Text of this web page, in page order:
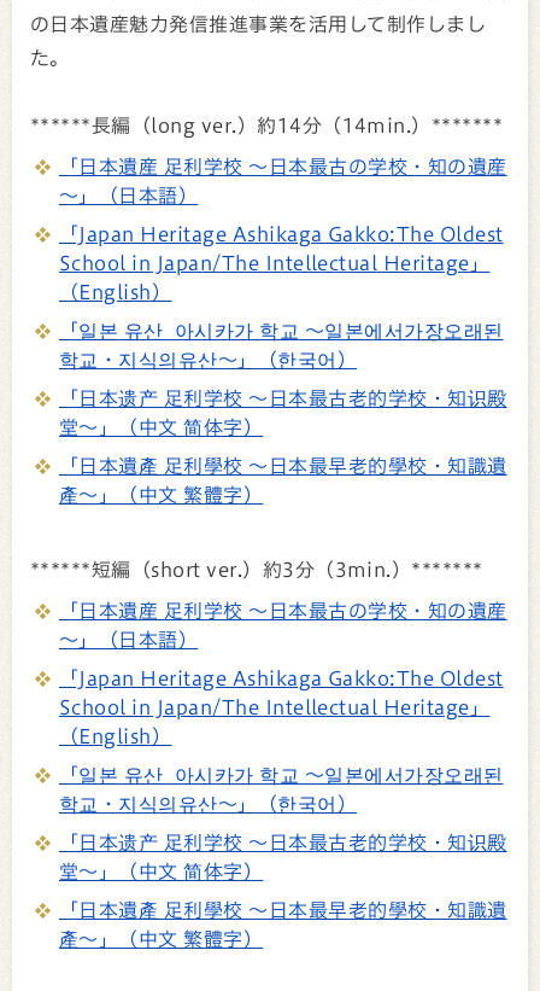
の日本遺産魅力発信推進事業を活用して制作しまし
た。
******長編（long ver.）約14分（14min.）*******
「日本遺産 足利学校 ～日本最古の学校・知の遺産
～」（日本語）
「Japan Heritage Ashikaga Gakko:The Oldest
School in Japan/The Intellectual Heritage」
（English）
「일본 유산 아시카가 학교 ～일본에서가장오래된
학교・지식의유산～」（한국어）
「日本遗产 足利学校 ～日本最古老的学校・知识殿
堂～」（中文 简体字）
「日本遺產 足利學校 ～日本最早老的學校・知識遺
產～」（中文 繁體字）
******短編（short ver.）約3分（3min.）*******
「日本遺産 足利学校 ～日本最古の学校・知の遺産
～」（日本語）
「Japan Heritage Ashikaga Gakko:The Oldest
School in Japan/The Intellectual Heritage」
（English）
「일본 유산 아시카가 학교 ～일본에서가장오래된
학교・지식의유산～」（한국어）
「日本遗产 足利学校 ～日本最古老的学校・知识殿
堂～」（中文 简体字）
「日本遺產 足利學校 ～日本最早老的學校・知識遺
產～」（中文 繁體字）